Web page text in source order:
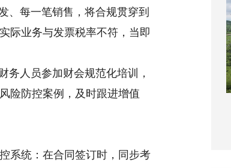
每一笔销售，将合规贯穿到
际业务与发票税率不符，当即
人员参加财会规范化培训，
险防控案例，及时跟进增值
统：在合同签订时，同步考